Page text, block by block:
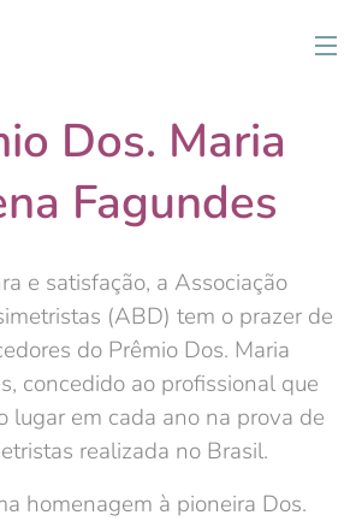
Dos. Maria
Fagundes
e satisfação, a Associação
(ABD) tem o prazer de
do Prêmio Dos. Maria
concedido ao profissional que
lugar em cada ano na prova de
realizada no Brasil.
homenagem à pioneira Dos.